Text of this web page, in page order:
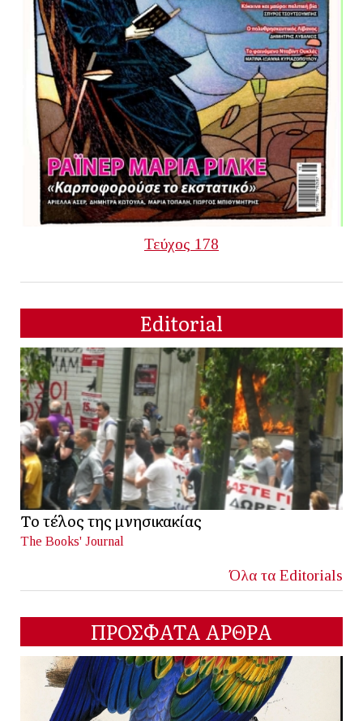
Τεύχος 178
Editorial
Το τέλος της μνησικακίας
The Books' Journal
Όλα τα Editorials
ΠΡΟΣΦΑΤΑ ΑΡΘΡΑ